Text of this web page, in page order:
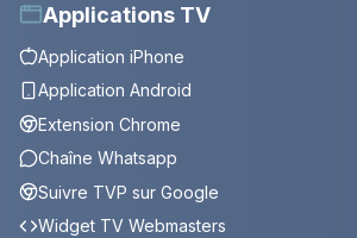
Applications TV
Application iPhone
Application Android
Extension Chrome
Chaîne Whatsapp
Suivre TVP sur Google
Widget TV Webmasters